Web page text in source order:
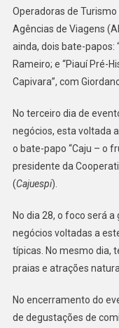
Operadoras de
Agências de Viagens
ainda, dois bate-papos:
Rameiro; e “Piauí Pré-
Capivara”, com
No terceiro dia de
negócios, esta voltada
o bate-papo “Caju – o
presidente da
(Cajuespi).
No dia 28, o foco será
negócios voltadas a
típicas. No mesmo dia,
praias e atrações
No encerramento do
de degustações de